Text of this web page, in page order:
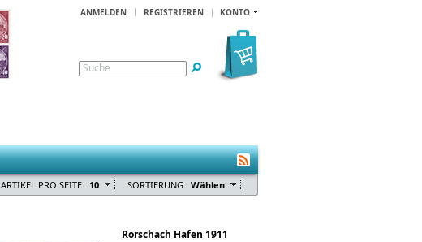
KONTO
ANMELDEN REGISTRIEREN
Suche
SORTIERUNG: Wählen
ARTIKEL PRO SEITE: 10
Rorschach Hafen 1911